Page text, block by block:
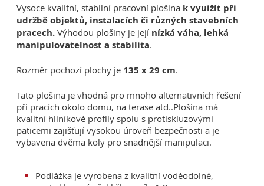
Vysoce kvalitní, stabilní pracovní plošina k vyuižít při
udržbě objektů, instalacích či různých stavebních
pracech. Výhodou plošiny je její nízká váha, lehká
manipulovatelnost a stabilita.
Rozměr pochozí plochy je 135 x 29 cm.
Tato plošina je vhodná pro mnoho alternativních řešení
při pracích okolo domu, na terase atd..Plošina má
kvalitní hliníkové profily spolu s protiskluzovými
paticemi zajišťují vysokou úroveň bezpečnosti a je
vybavena dvěma koly pro snadnější manipulaci.
Podlážka je vyrobena z kvalitní voděodolné,